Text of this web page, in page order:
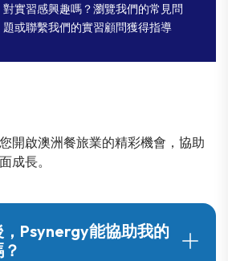
對實習感興趣嗎？瀏覽我們的常見問
題或聯繫我們的實習顧問獲得指導
開啟澳洲餐旅業的精彩機會，協助
成長。
Psynergy能協助我的